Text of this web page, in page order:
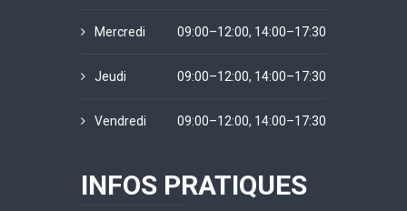
Mercredi 09:00–12:00, 14:00–17:30
Jeudi 09:00–12:00, 14:00–17:30
Vendredi 09:00–12:00, 14:00–17:30
INFOS PRATIQUES